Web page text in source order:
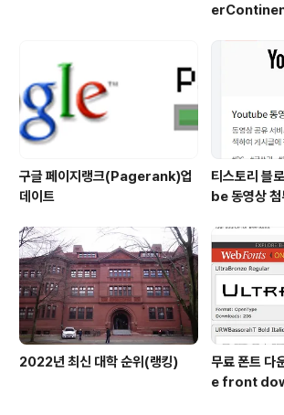
구글 페이지랭크(Pagerank)업
데이트
티스토리 블
be 동영상 첨
2022년 최신 대학 순위(랭킹)
무료 폰트
e front